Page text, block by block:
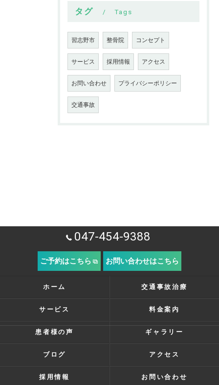
タグ Tags
習志野市 整骨院 コンセプト
サービス 採用情報 アクセス
お問い合わせ プライバシーポリシー
交通事故
047-454-9388
ご予約はこちら お問い合わせはこちら
ホーム 交通事故治療
サービス 料金案内
患者様の声 ギャラリー
ブログ アクセス
採用情報 お問い合わせ